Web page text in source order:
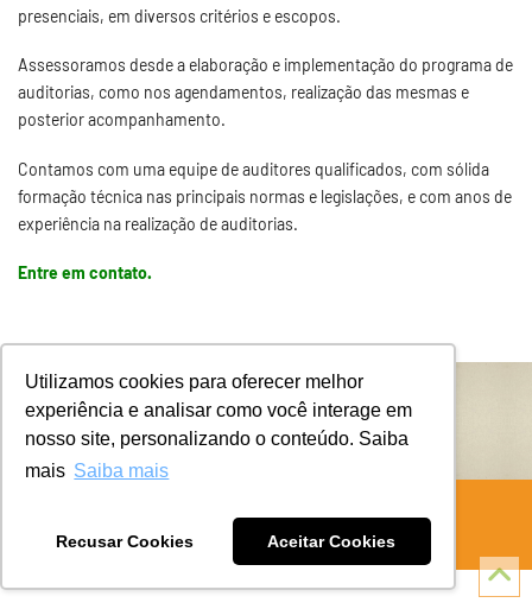
Utilizamos cookies para oferecer melhor
experiência e analisar como você interage em
nosso site, personalizando o conteúdo. Saiba
mais Saiba mais
Recusar Cookies Aceitar Cookies
presenciais, em diversos critérios e escopos.
Assessoramos desde a elaboração e implementação do programa de
auditorias, como nos agendamentos, realização das mesmas e
posterior acompanhamento.
Contamos com uma equipe de auditores qualificados, com sólida
formação técnica nas principais normas e legislações, e com anos de
experiência na realização de auditorias.
Entre em contato.
Web Design: